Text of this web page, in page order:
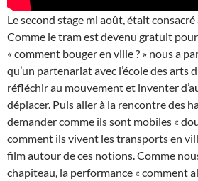
Le second stage mi août, était
Comme le tram est devenu gratuit
« comment bouger en ville ? » nous a
qu’un partenariat avec l’école des arts
réfléchir au mouvement et inventer
déplacer. Puis aller à la rencontre des
demander comme ils sont mobiles «
comment ils vivent les transports en
film autour de ces notions. Comme
chapiteau, la performance « comment